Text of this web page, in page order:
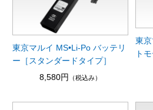
東京マルイ MS•Li-Po バッテリ
ー［スタンダードタイプ］
8,580円
（税込み）
東
ト